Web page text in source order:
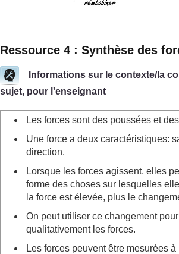
Ressource 4 : Synthèse des
Informations sur le contexte/la
sujet, pour l'enseignant
Les forces sont des poussées et
Une force a deux caractéristiques:
direction.
Lorsque les forces agissent, elles
forme des choses sur lesquelles
la force est élevée, plus le
On peut utiliser ce changement
qualitativement les forces.
Les forces peuvent être mesurées à